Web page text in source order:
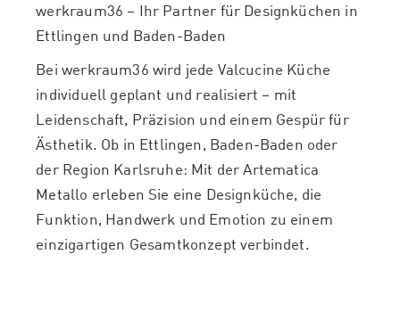
werkraum36 – Ihr Partner für Designküchen in
Ettlingen und Baden-Baden
Bei werkraum36 wird jede Valcucine Küche
individuell geplant und realisiert – mit
Leidenschaft, Präzision und einem Gespür für
Ästhetik. Ob in Ettlingen, Baden-Baden oder
der Region Karlsruhe: Mit der Artematica
Metallo erleben Sie eine Designküche, die
Funktion, Handwerk und Emotion zu einem
einzigartigen Gesamtkonzept verbindet.